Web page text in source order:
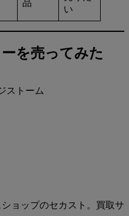
品
い
を売ってみた
ストーム
ョップのセカスト。買取サ